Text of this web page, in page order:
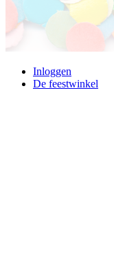
Inloggen
De feestwinkel